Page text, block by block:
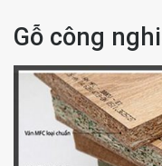
Gỗ công